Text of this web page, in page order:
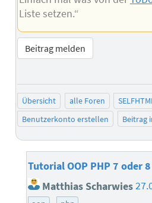
Liste setzen.“
Beitrag melden
Übersicht alle Foren
Benutzerkonto erstellen
Beitrag
Tutorial OOP PHP 7 oder 8
Matthias Scharwies